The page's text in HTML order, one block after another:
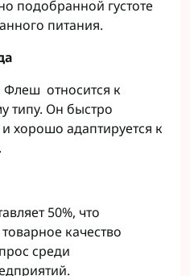
подобранной густоте
питания.
Флеш относится к
типу. Он быстро
и хорошо адаптируется к
50%, что
качество
среди